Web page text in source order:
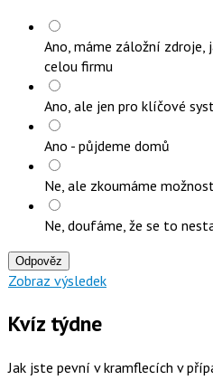
Ano, máme záložní zdroje,
celou firmu
Ano, ale jen pro klíčové
Ano - půjdeme domů
Ne, ale zkoumáme
Ne, doufáme, že se to
Odpověz
Zobraz výsledek
Kvíz týdne
Jak jste pevní v kramflecích v